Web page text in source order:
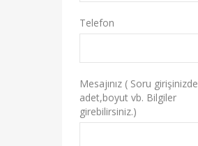
Telefon
Mesajınız ( Soru girişinizde
adet,boyut vb. Bilgiler
girebilirsiniz.)